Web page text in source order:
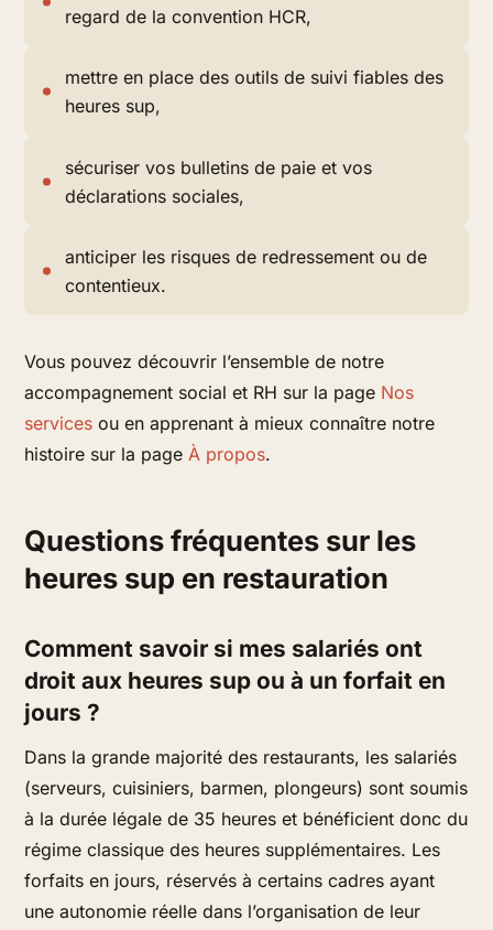
regard de la convention HCR,
mettre en place des outils de suivi fiables des
heures sup,
sécuriser vos bulletins de paie et vos
déclarations sociales,
anticiper les risques de redressement ou de
contentieux.
Vous pouvez découvrir l’ensemble de notre
accompagnement social et RH sur la page Nos
services ou en apprenant à mieux connaître notre
histoire sur la pageÀ propos.
Questions fréquentes sur les
heures sup en restauration
Comment savoir si mes salariés ont
droit aux heures sup ou à un forfait en
jours ?
Dans la grande majorité des restaurants, les salariés
(serveurs, cuisiniers, barmen, plongeurs) sont soumis
à la durée légale de 35 heures et bénéficient donc du
régime classique des heures supplémentaires. Les
forfaits en jours, réservés à certains cadres ayant
une autonomie réelle dans l’organisation de leur